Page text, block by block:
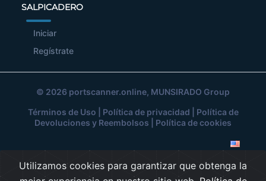
SALPICADERO
Iniciar
Regístrate
© 2026 portscanner.online, MUNSIRADO Group
Términos de Uso
Política de privacidad
Política de
Devoluciones y Reembolsos
Política de cookies
Utilizamos cookies para garantizar que obtenga la